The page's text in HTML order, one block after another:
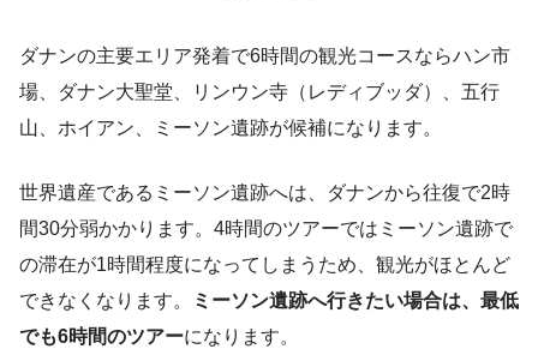
ダナンの主要エリア発着で6時間の観光コースならハン市
場、ダナン大聖堂、リンウン寺（レディブッダ）、五行
山、ホイアン、ミーソン遺跡が候補になります。
世界遺産であるミーソン遺跡へは、ダナンから往復で2時
間30分弱かかります。4時間のツアーではミーソン遺跡で
の滞在が1時間程度になってしまうため、観光がほとんど
できなくなります。
ミーソン遺跡へ行きたい場合は、最低
でも6時間のツアーになります。